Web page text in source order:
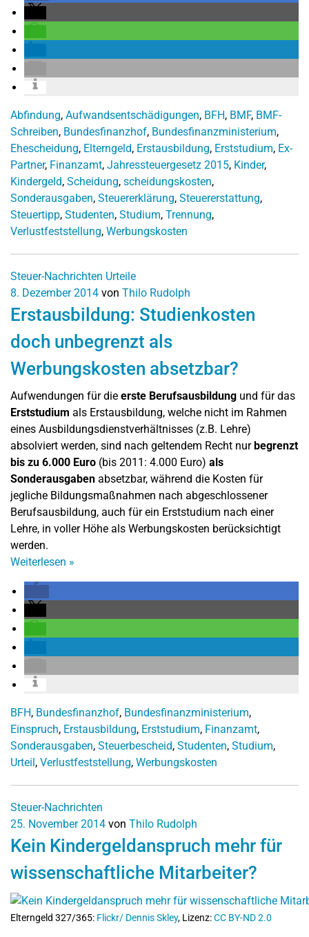
Abfindung, Aufwandsentschädigungen, BFH, BMF, BMF-
Schreiben, Bundesfinanzhof, Bundesfinanzministerium,
Ehescheidung, Elterngeld, Erstausbildung, Erststudium, Ex-
Partner, Finanzamt, Jahressteuergesetz 2015, Kinder,
Kindergeld, Scheidung, scheidungskosten,
Sonderausgaben, Steuererklärung, Steuererstattung,
Steuertipp, Studenten, Studium, Trennung,
Verlustfeststellung, Werbungskosten
Steuer-Nachrichten Urteile
8. Dezember 2014 von Thilo Rudolph
Erstausbildung: Studienkosten
doch unbegrenzt als
Werbungskosten absetzbar?
Aufwendungen für die erste Berufsausbildung und für das
Erststudium als Erstausbildung, welche nicht im Rahmen
eines Ausbildungsdienstverhältnisses (z.B. Lehre)
absolviert werden, sind nach geltendem Recht nurbegrenzt
bis zu 6.000 Euro (bis 2011: 4.000 Euro) als
Sonderausgaben absetzbar, während die Kosten für
jegliche Bildungsmaßnahmen nach abgeschlossener
Berufsausbildung, auch für ein Erststudium nach einer
Lehre, in voller Höhe als Werbungskosten berücksichtigt
werden.
Weiterlesen »
BFH, Bundesfinanzhof, Bundesfinanzministerium,
Einspruch, Erstausbildung, Erststudium, Finanzamt,
Sonderausgaben, Steuerbescheid, Studenten, Studium,
Urteil, Verlustfeststellung, Werbungskosten
Steuer-Nachrichten
25. November 2014 von Thilo Rudolph
Kein Kindergeldanspruch mehr für
wissenschaftliche Mitarbeiter?
Elterngeld 327/365: Flickr/ Dennis Skley, Lizenz:CC BY-ND 2.0